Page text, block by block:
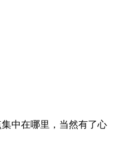
中在哪里，当然有了心